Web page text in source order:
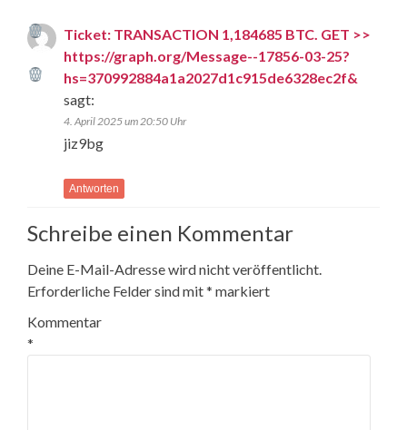
Ticket: TRANSACTION 1,184685 BTC. GET >>
https://graph.org/Message--17856-03-25?
hs=370992884a1a2027d1c915de6328ec2f&
sagt:
4. April 2025 um 20:50 Uhr
jiz9bg
Antworten
Schreibe einen Kommentar
Deine E-Mail-Adresse wird nicht veröffentlicht.
Erforderliche Felder sind mit* markiert
Kommentar
*